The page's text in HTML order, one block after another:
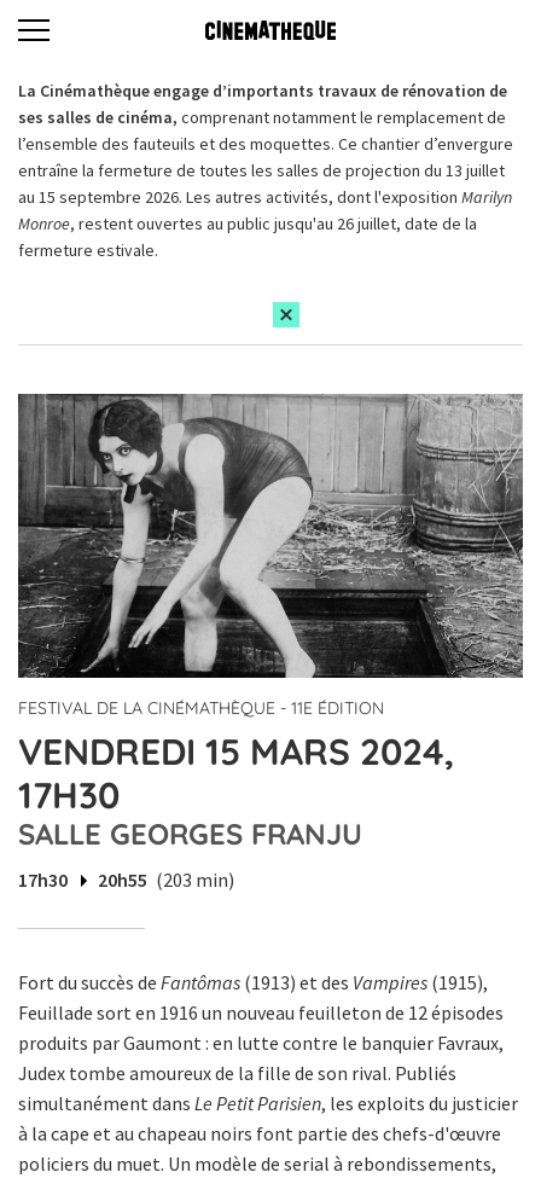
La Cinémathèque engage d’importants travaux de rénovation de
ses salles de cinéma, comprenant notamment le remplacement de
l’ensemble des fauteuils et des moquettes. Ce chantier d’envergure
entraîne la fermeture de toutes les salles de projection du 13 juillet
au 15 septembre 2026. Les autres activités, dont l'exposition Marilyn
Monroe, restent ouvertes au public jusqu'au 26 juillet, date de la
fermeture estivale.
FESTIVAL DE LA CINÉMATHÈQUE - 11E ÉDITION
VENDREDI 15 MARS 2024,
17H30
SALLE GEORGES FRANJU
17h30 20h55 (203 min)
Fort du succès de Fantômas (1913) et des Vampires (1915),
Feuillade sort en 1916 un nouveau feuilleton de 12 épisodes
produits par Gaumont : en lutte contre le banquier Favraux,
Judex tombe amoureux de la fille de son rival. Publiés
simultanément dans Le Petit Parisien, les exploits du justicier
à la cape et au chapeau noirs font partie des chefs-d'œuvre
policiers du muet. Un modèle de serial à rebondissements,